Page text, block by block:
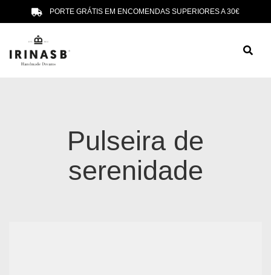
PORTE GRÁTIS EM ENCOMENDAS SUPERIORES A 30€
Pulseira de
serenidade